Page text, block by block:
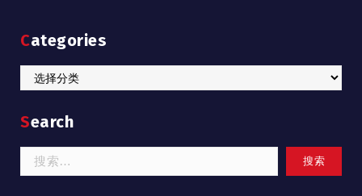
Categories
Categories
Search
索：